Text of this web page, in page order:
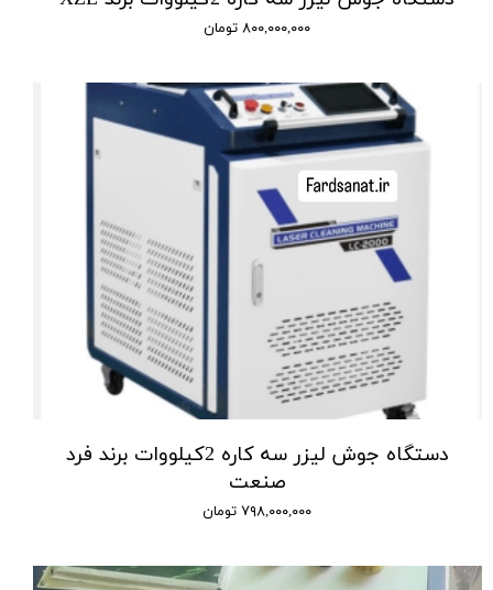
۸۰۰,۰۰۰,۰۰۰ تومان
دستگاه جوش لیزر سه کاره 2کیلووات برند فرد
صنعت
۷۹۸,۰۰۰,۰۰۰ تومان